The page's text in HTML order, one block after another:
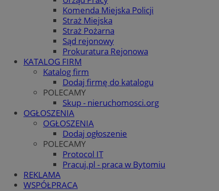
Komenda Miejska Policji
Straż Miejska
Straż Pożarna
Sąd rejonowy
Prokuratura Rejonowa
KATALOG FIRM
Katalog firm
Dodaj firmę do katalogu
POLECAMY
Skup - nieruchomosci.org
OGŁOSZENIA
OGŁOSZENIA
Dodaj ogłoszenie
POLECAMY
Protocol IT
Pracuj.pl - praca w Bytomiu
REKLAMA
WSPÓŁPRACA